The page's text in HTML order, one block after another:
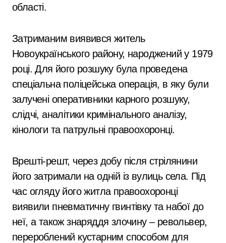
області.
Затриманим виявився житель
Новоукраїнського району, народжений у 1979
році. Для його розшуку була проведена
спеціальна поліцейська операція, в яку були
залучені оперативники карного розшуку,
слідчі, аналітики кримінального аналізу,
кінологи та патрульні правоохоронці.
Врешті-решт, через добу після стрілянини
його затримали на одній із вулиць села. Під
час огляду його житла правоохоронці
виявили пневматичну гвинтівку та набої до
неї, а також знаряддя злочину – револьвер,
перероблений кустарним способом для